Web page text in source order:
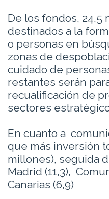
De los fondos, 24,5
destinados a la
o personas en
zonas de
cuidado de
restantes serán
recualificación de
sectores
En cuanto a
que más inversión
millones), seguida
Madrid (11,3),
Canarias (6,9)